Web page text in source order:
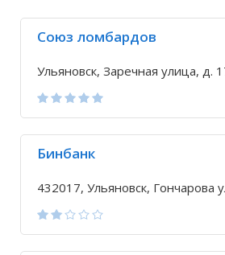
Союз ломбардов
Ульяновск, Заречная улица, д.
Бинбанк
432017, Ульяновск, Гончарова